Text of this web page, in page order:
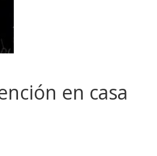
en casa